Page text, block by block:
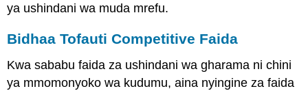
ya ushindani wa muda mrefu.
Bidhaa Tofauti Competitive Faida
Kwa sababu faida za ushindani wa gharama ni chini
ya mmomonyoko wa kudumu, aina nyingine za faida